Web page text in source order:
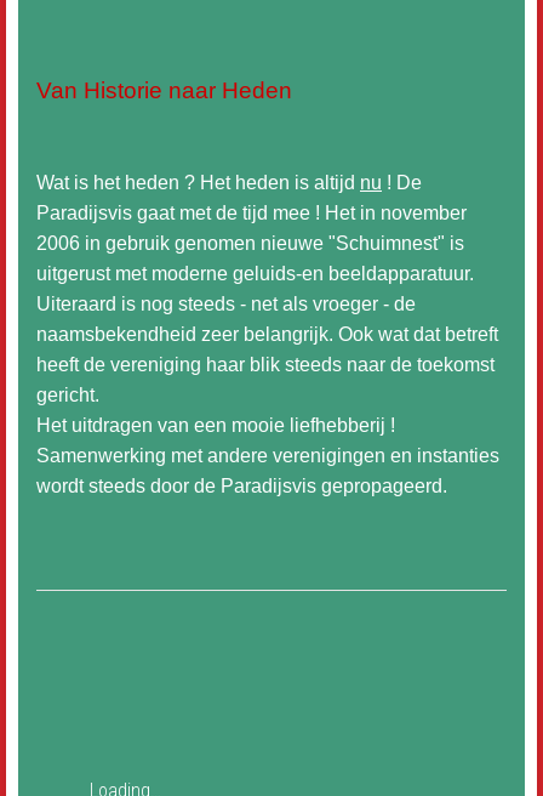
Van Historie naar Heden
Wat is het heden ? Het heden is altijd nu ! De
Paradijsvis gaat met de tijd mee ! Het in november
2006 in gebruik genomen nieuwe "Schuimnest" is
uitgerust met moderne geluids-en beeldapparatuur.
Uiteraard is nog steeds - net als vroeger - de
naamsbekendheid zeer belangrijk. Ook wat dat betreft
heeft de vereniging haar blik steeds naar de toekomst
gericht.
Het uitdragen van een mooie liefhebberij !
Samenwerking met andere verenigingen en instanties
wordt steeds door de Paradijsvis gepropageerd.
Loading…